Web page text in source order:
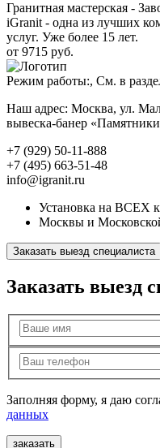
Гранитная мастерская -
iGranit - одна из лучших
услуг. Уже более 15 лет.
от 9715 руб.
Режим работы:, См. в
Наш адрес: Москва, ул.
вывеска-банер
+7 (929) 50-11-888
+7 (495) 663-51-48
info@igranit.ru
Установка на ВСЕХ
Москвы и
Заказать выезд специалиста
Заказать выезд
Заполняя форму, я даю
данных